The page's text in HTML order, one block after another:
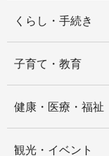
くらし・手続き
子育て・教育
健康・医療・福祉
観光・イベント